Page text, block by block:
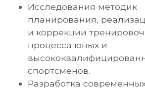
Исследования методик
планирования,
и коррекции
процесса юных и
спортсменов.
Разработка